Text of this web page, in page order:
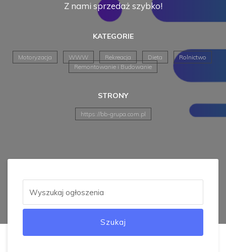
Z nami sprzedaż szybko!
KATEGORIE
Motoryzacja WWW Rekreacja Dieta
Rolnictwo
Remontowanie i Budowanie
STRONY
https://bb-grupa.com.pl
Szukaj